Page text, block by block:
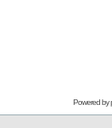
Powered by